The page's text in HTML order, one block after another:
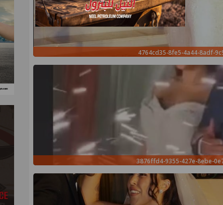
4764cd35-8fe5-4a44-8adf-
3876ffd4-9355-427e-8ebe-